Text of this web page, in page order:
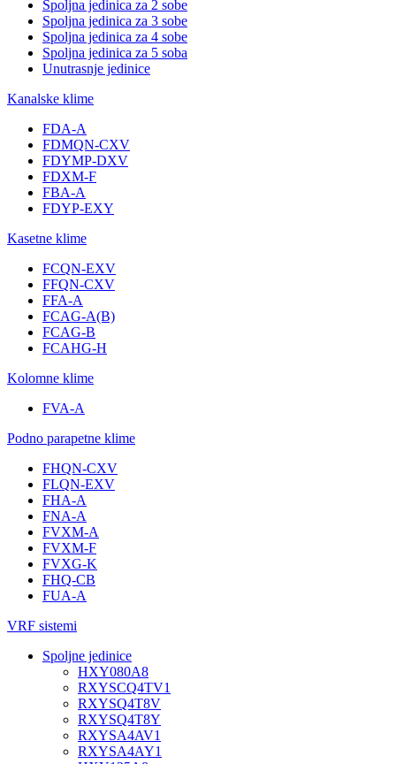
Spoljna jedinica za 2 sobe
Spoljna jedinica za 3 sobe
Spoljna jedinica za 4 sobe
Spoljna jedinica za 5 soba
Unutrasnje jedinice
Kanalske klime
FDA-A
FDMQN-CXV
FDYMP-DXV
FDXM-F
FBA-A
FDYP-EXY
Kasetne klime
FCQN-EXV
FFQN-CXV
FFA-A
FCAG-A(B)
FCAG-B
FCAHG-H
Kolomne klime
FVA-A
Podno parapetne klime
FHQN-CXV
FLQN-EXV
FHA-A
FNA-A
FVXM-A
FVXM-F
FVXG-K
FHQ-CB
FUA-A
VRF sistemi
Spoljne jedinice
HXY080A8
RXYSCQ4TV1
RXYSQ4T8V
RXYSQ4T8Y
RXYSA4AV1
RXYSA4AY1